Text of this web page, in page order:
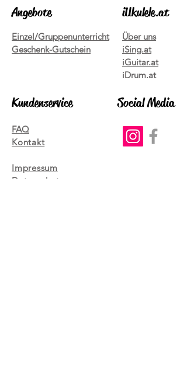
Angebote
Einzel/Gruppenunterricht
Geschenk-Gutschein
Kundenservice
FAQ
Kontakt
Impressum
Datenschutz
iUkulele.at
Über uns
iSing.at
iGuitar.at
iDrum.at
Social Media